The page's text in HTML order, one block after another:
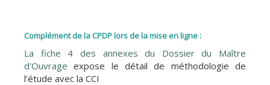
Complément de la CPDP lors de la mise en ligne :
La fiche 4 des annexes du Dossier du Maître
d'Ouvrage expose le détail de méthodologie de
l’étude avec la CCI